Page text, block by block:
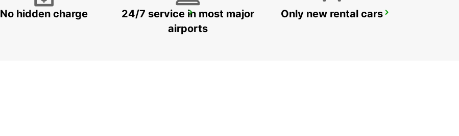
DALLAS FORT WORTH INTERNATIONAL AIRPORT
DALLAS - UNITED STATES OF AMERICA
TORONTO AIRPORT
No hidden charge
24/7 service in most major
airports
Only new rental cars